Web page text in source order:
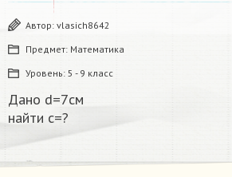
Автор: vlasich8642
Предмет: Математика
Уровень: 5 - 9 класс
Дано d=7см
найти с=?​